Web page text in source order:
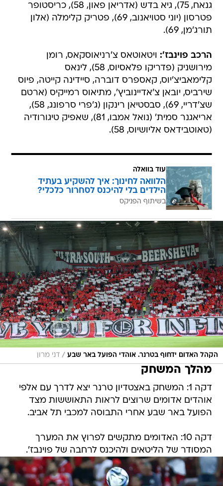
גנאח, 75), גיא בדש (אדריאן פאון, 58), כריסטופר
פטרסון (יוני סטויאנוב, 69), פטריק קלימלה (אלון
תורג'מן, 69).
הרכב פוינבז': ויטאוטאס צ'רניאוסקאס, רומן
מירושניק (פדריקו פלאסיוס, 58), לינאס
קלימאביצ'יוס, קאספרס דוברה, סיידינה קייטה, פיוס
שירביס, יובאן צ'אדיינוביץ', מתיאוס רמייקיס (ארטם
שצ'דריי, 69), סבסטיאן רינקון (ג'פרי סרפונג, 58),
אריאגנר סמית' (נואל אמבו, 81), שאפיק טיגורודיה
(טאוטבידאס אליושיוס, 58).
עוד בוואלה
הלוואה לחינוך: איך להשקיע בעתיד
הילדים בלי להיכנס לסחרור כלכלי?
בשיתוף הפניקס
הקהל האדום ידחוף בטרנר. אוהדי הפועל באר שבע / דני מרון
מהלך המשחק
דקה 1: המשחק באצטדיון טרנר יצא לדרך עם אלפי
אוהדים אדומים שרוצים לראות התאוששות מצד
הפועל באר שבע אחרי התבוסה למכבי תל אביב.
דקה 10: האדומים מתקשים לפרוץ את המערך
המסודר של הליטאים ולהיכנס לרחבה של פוינבז'.